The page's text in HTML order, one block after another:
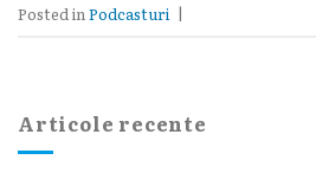
Articole recente
Posted inPodcasturi |